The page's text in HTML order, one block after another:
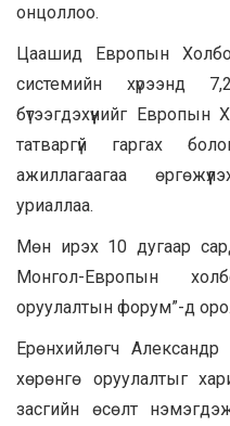
онцоллоо.
Цаашид Европын
системийн хүрээнд
бүтээгдэхүүнийг
татваргүй гаргах
ажиллагаагаа
уриаллаа.
Мөн ирэх 10 дугаар
Монгол-Европын
оруулалтын форум”-д
Ерөнхийлөгч
хөрөнгө оруулалтыг
засгийн өсөлт